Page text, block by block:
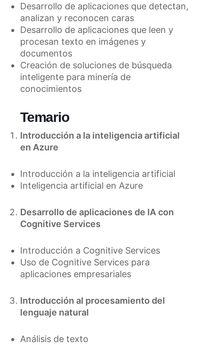
Desarrollo de aplicaciones que detectan,
analizan y reconocen caras
Desarrollo de aplicaciones que leen y
procesan texto en imágenes y
documentos
Creación de soluciones de búsqueda
inteligente para minería de
conocimientos
Temario
Introducción a la inteligencia artificial
en Azure
Introducción a la inteligencia artificial
Inteligencia artificial en Azure
Desarrollo de aplicaciones de IA con
Cognitive Services
Introducción a Cognitive Services
Uso de Cognitive Services para
aplicaciones empresariales
Introducción al procesamiento del
lenguaje natural
Análisis de texto